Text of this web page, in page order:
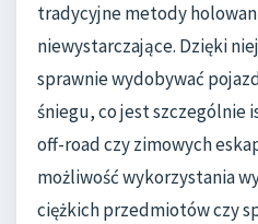
tradycyjne metody
niewystarczające. Dzięki
sprawnie wydobywać
śniegu, co jest szczególnie
off-road czy zimowych
możliwość wykorzystania
ciężkich przedmiotów czy